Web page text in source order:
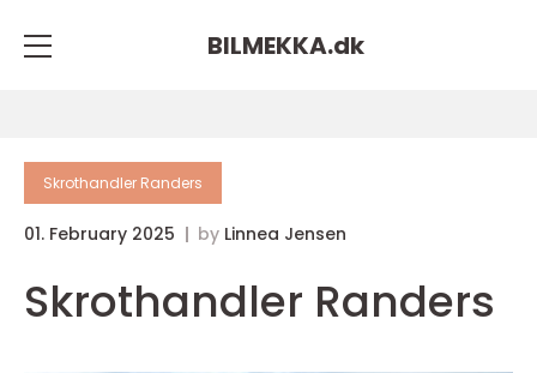
BILMEKKA.dk
Skrothandler Randers
01. February 2025 by Linnea Jensen
Skrothandler Randers